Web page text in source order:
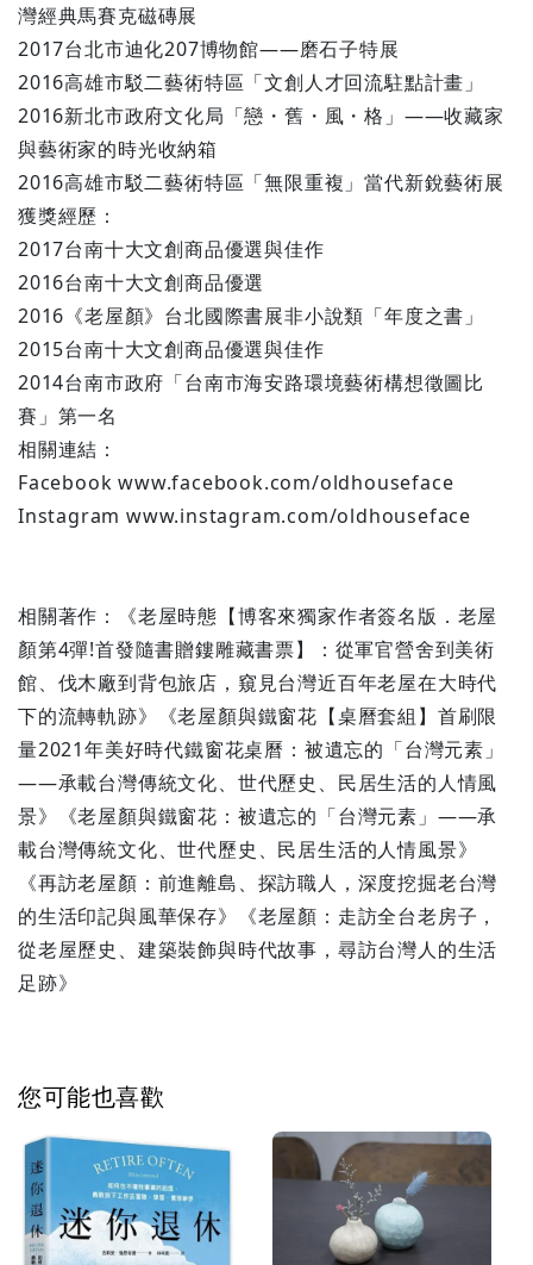
灣經典馬賽克磁磚展
2017台北市迪化207博物館——磨石子特展
2016高雄市駁二藝術特區「文創人才回流駐點計畫」
2016新北市政府文化局「戀・舊・風・格」——收藏家
與藝術家的時光收納箱
2016高雄市駁二藝術特區「無限重複」當代新銳藝術展
獲獎經歷：
2017台南十大文創商品優選與佳作
2016台南十大文創商品優選
2016《老屋顏》台北國際書展非小說類「年度之書」
2015台南十大文創商品優選與佳作
2014台南市政府「台南市海安路環境藝術構想徵圖比
賽」第一名
相關連結：
Facebook www.facebook.com/oldhouseface
Instagram www.instagram.com/oldhouseface
相關著作：《老屋時態【博客來獨家作者簽名版．老屋
顏第4彈!首發隨書贈鏤雕藏書票】：從軍官營舍到美術
館、伐木廠到背包旅店，窺見台灣近百年老屋在大時代
下的流轉軌跡》《老屋顏與鐵窗花【桌曆套組】首刷限
量2021年美好時代鐵窗花桌曆：被遺忘的「台灣元素」
——承載台灣傳統文化、世代歷史、民居生活的人情風
景》《老屋顏與鐵窗花：被遺忘的「台灣元素」——承
載台灣傳統文化、世代歷史、民居生活的人情風景》
《再訪老屋顏：前進離島、探訪職人，深度挖掘老台灣
的生活印記與風華保存》《老屋顏：走訪全台老房子，
從老屋歷史、建築裝飾與時代故事，尋訪台灣人的生活
足跡》
您可能也喜歡